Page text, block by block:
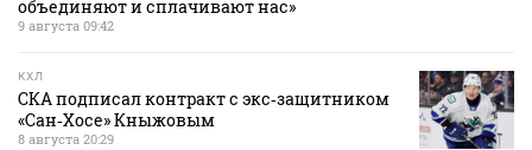
объединяют и сплачивают нас»
9 августа 09:42
КХЛ
СКА подписал контракт с экс‑защитником
«Сан‑Хосе» Кныжовым
8 августа 20:29